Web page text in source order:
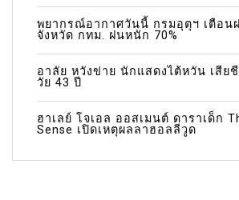
พยากรณ์อากาศวันนี้ กรมอุตุฯ เตือน
จังหวัด กทม. ฝนหนัก 70%
อาลัย หวังข่าย นักแสดงไต้หวัน เสีย
วัย 43 ปี
ฮาเลย์ โจเอล ออสเมนต์ ดาราเด็ก
Sense เปิดเหตุผลลาฮอลลีวูด